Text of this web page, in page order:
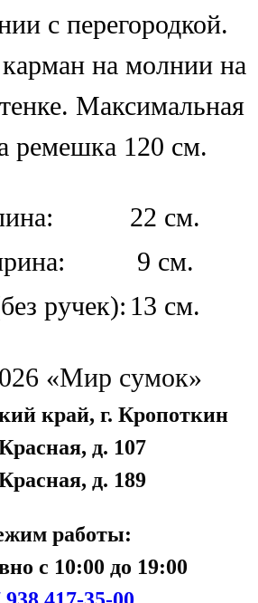
с перегородкой.
на молнии на
Максимальная
ремешка 120 см.
22 см.
9 см.
ручек): 13 см.
«Мир сумок»
край, г. Кропоткин
д. 107
д. 189
работы:
с 10:00 до 19:00